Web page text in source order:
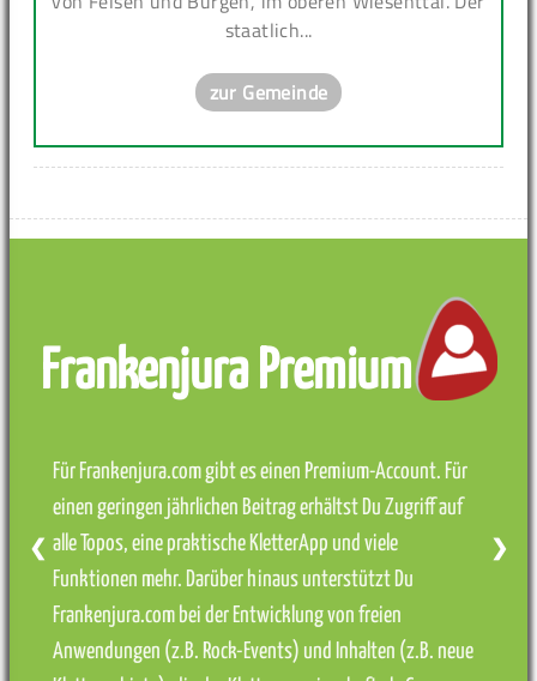
staatlich...
zur Gemeinde
Frankenjura Premium
Für Frankenjura.com gibt es einen Premium-Account. Für
einen geringen jährlichen Beitrag erhältst Du Zugriff auf
alle Topos, eine praktische KletterApp und viele
Funktionen mehr. Darüber hinaus unterstützt Du
Frankenjura.com bei der Entwicklung von freien
Anwendungen (z.B. Rock-Events) und Inhalten (z.B. neue
❮ ❯